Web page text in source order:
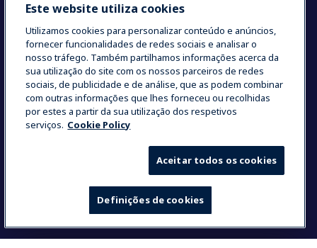
Corporativo
Nossa empresa em resumo
Investidores
Soluções sustentáveis
Nossas Soluções
Este website utiliza cookies
Utilizamos cookies para personalizar conteúdo e anúncios,
fornecer funcionalidades de redes sociais e analisar o
nosso tráfego. Também partilhamos informações acerca da
sua utilização do site com os nossos parceiros de redes
sociais, de publicidade e de análise, que as podem combinar
com outras informações que lhes forneceu ou recolhidas
por estes a partir da sua utilização dos respetivos
serviços. Cookie Policy
Aceitar todos os cookies
Definições de cookies